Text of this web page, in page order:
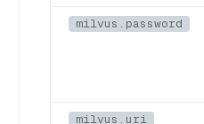
milvus.password
milvus.uri